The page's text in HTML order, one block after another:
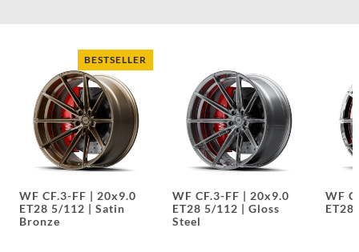
WF CF.3-FF | 20x9.0
ET28 5/112 | Rhodium
WF CF.3-FF | 20x9.0
ET28 5/112 | Piano
Black
WF